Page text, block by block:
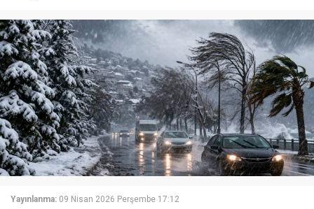
Yayınlanma: 09 Nisan 2026 Perşembe 17:12